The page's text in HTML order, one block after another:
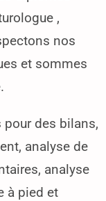
,
nos
et sommes
pour des bilans,
analyse de
analyse
à pied et